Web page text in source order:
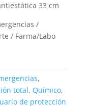
33 cm
/
/ Farma/Labo
,
total, Químico,
de protección